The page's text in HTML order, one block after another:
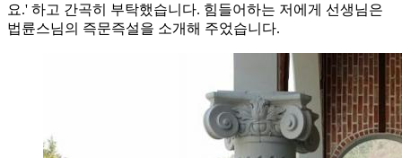
요.' 하고 간곡히 부탁했습니다. 힘들어하는 저에게 선생님은
법륜스님의 즉문즉설을 소개해 주었습니다.